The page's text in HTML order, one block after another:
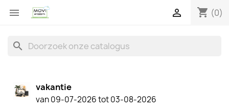
 shopping_cart (0)

search
vakantie
van 09-07-2026 tot 03-08-2026